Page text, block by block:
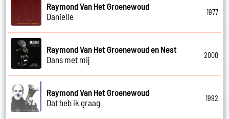
Raymond Van Het Groenewoud
Danielle
1977
Raymond Van Het Groenewoud en Nest
Dans met mij
2000
Raymond Van Het Groenewoud
Dat heb ik graag
1992